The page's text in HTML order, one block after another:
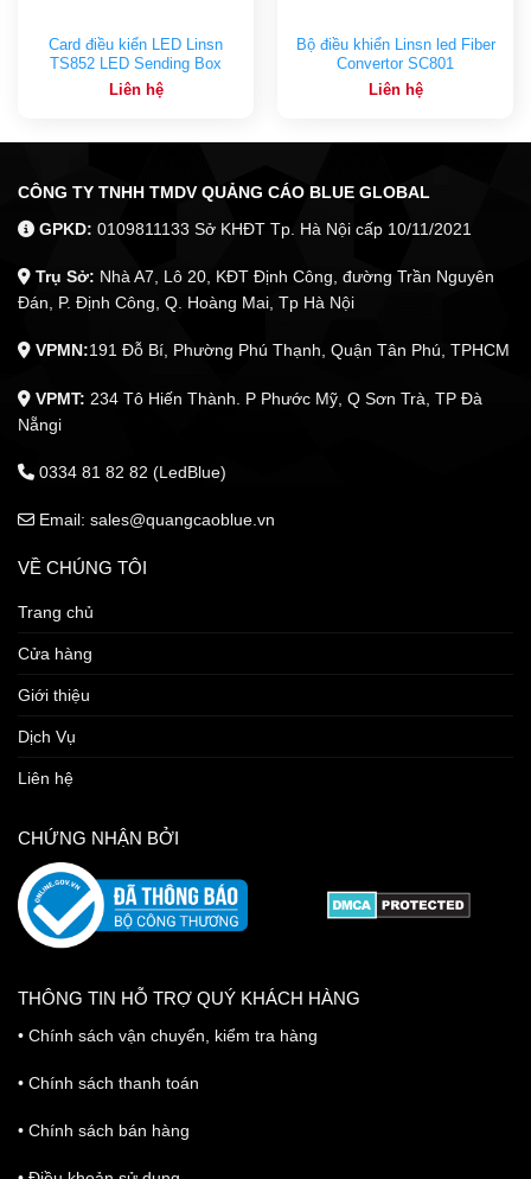
Card điều kiển LED Linsn
TS852 LED Sending Box
Liên hệ
Bộ điều khiển Linsn led Fiber
Convertor SC801
Liên hệ
CÔNG TY TNHH TMDV QUẢNG CÁO BLUE GLOBAL
GPKD: 0109811133 Sở KHĐT Tp. Hà Nội cấp 10/11/2021
Trụ Sở: Nhà A7, Lô 20, KĐT Định Công, đường Trần Nguyên
Đán, P. Định Công, Q. Hoàng Mai, Tp Hà Nội
VPMN:191 Đỗ Bí, Phường Phú Thạnh, Quận Tân Phú, TPHCM
VPMT: 234 Tô Hiến Thành. P Phước Mỹ, Q Sơn Trà, TP Đà
Nẵngi
0334 81 82 82 (LedBlue)
Email: sales@quangcaoblue.vn
VỀ CHÚNG TÔI
Trang chủ
Cửa hàng
Giới thiệu
Dịch Vụ
Liên hệ
CHỨNG NHẬN BỞI
THÔNG TIN HỖ TRỢ QUÝ KHÁCH HÀNG
• Chính sách vận chuyển, kiểm tra hàng
• Chính sách thanh toán
• Chính sách bán hàng